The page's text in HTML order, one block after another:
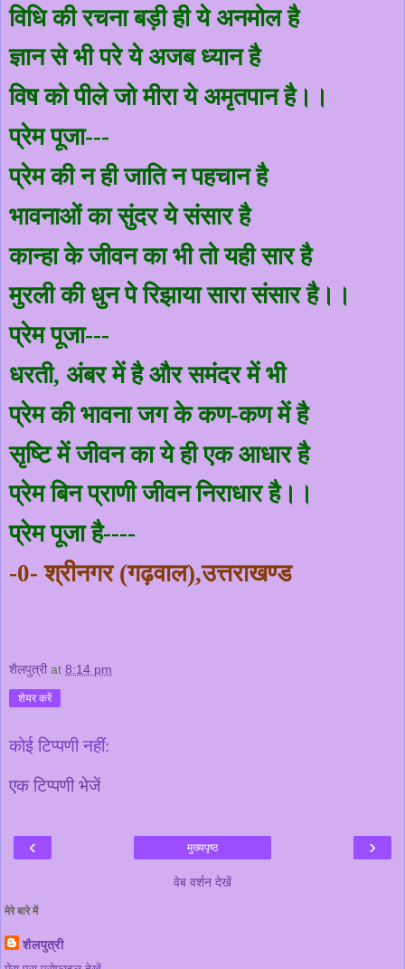
विधि की रचना बड़ी ही ये अनमोल है
ज्ञान से भी परे ये अजब ध्यान है
विष को पीले जो मीरा ये अमृतपान है।।
प्रेम पूजा---
प्रेम की न ही जाति न पहचान है
भावनाओं का सुंदर ये संसार है
कान्हा के जीवन का भी तो यही सार है
मुरली की धुन पे रिझाया सारा संसार है।।
प्रेम पूजा---
धरती, अंबर में है और समंदर में भी
प्रेम की भावना जग के कण-कण में है
सृष्टि में जीवन का ये ही एक आधार है
प्रेम बिन प्राणी जीवन निराधार है।।
प्रेम पूजा है----
-0- श्रीनगर (गढ़वाल),उत्तराखण्ड
शैलपुत्री at 8:14 pm
शेयर करें
कोई टिप्पणी नहीं:
एक टिप्पणी भेजें
‹ ›
मुख्यपृष्ठ
वेब वर्शन देखें
मेरे बारे में
शैलपुत्री